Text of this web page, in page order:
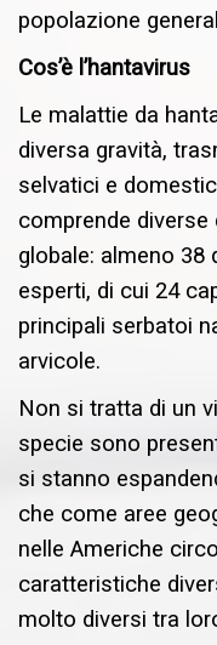
popolazione
Cos’è l’hantavirus
Le malattie da
diversa gravità,
selvatici e
comprende diverse
globale: almeno 38
esperti, di cui 24
principali serbatoi
arvicole.
Non si tratta di un
specie sono
si stanno
che come aree
nelle Americhe
caratteristiche
molto diversi tra